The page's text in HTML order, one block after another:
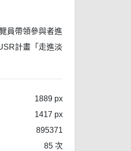
員帶領參與者進
計畫「走進淡
1889 px
1417 px
895371
85 次